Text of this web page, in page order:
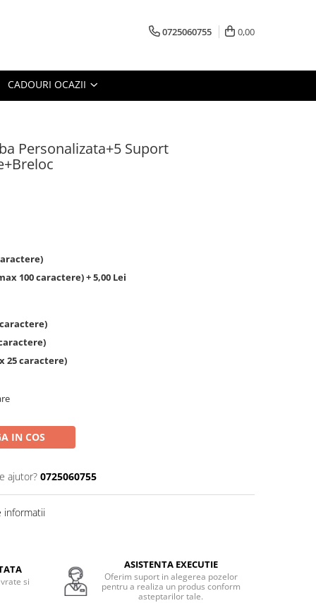
0725060755 0,00
CADOURI OCAZII
Personalizata+5 Suport
100 caractere) + 5,00 Lei
25 caractere)
IN COS
ajutor? 0725060755
informatii
si
ASISTENTA EXECUTIE
Oferim suport in alegerea pozelor
pentru a realiza un produs conform
asteptarilor tale.